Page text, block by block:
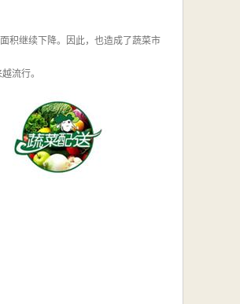
积继续下降。因此，也造成了蔬菜市
流行。